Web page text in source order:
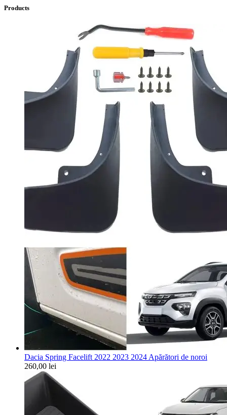
Products
Dacia Spring Facelift 2022 2023 2024 Apărători de noroi
260,00 lei